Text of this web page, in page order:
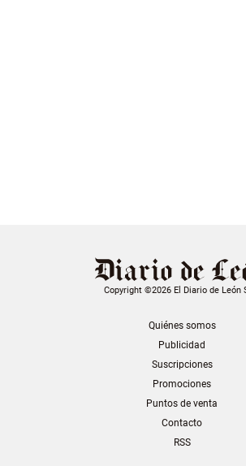
Copyright ©2026 El Diario de León
Quiénes somos
Publicidad
Suscripciones
Promociones
Puntos de venta
Contacto
RSS